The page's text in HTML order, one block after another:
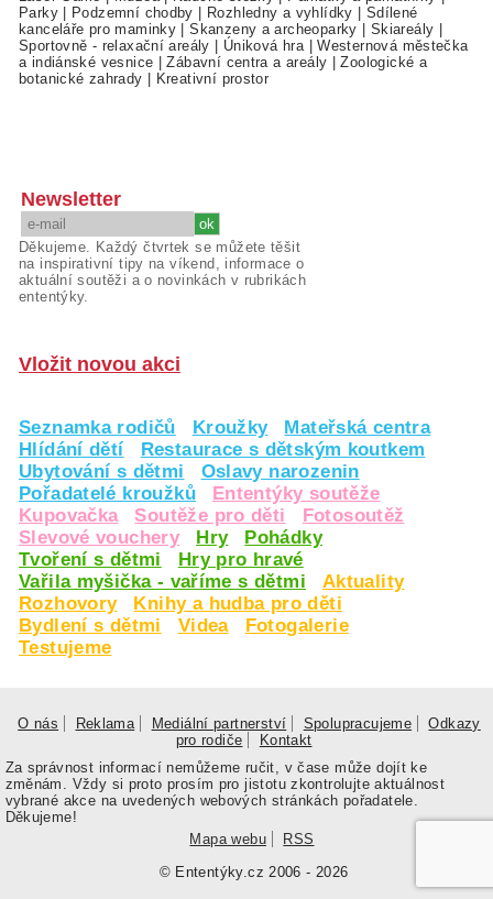
Parky| Podzemní chodby Rozhledny a vyhlídky
Sdílené
kanceláře pro maminky |Skanzeny a archeoparky Skiareály
Sportovně - relaxační areály
Úniková hra|Westernová městečka
a indiánské vesnice |Zábavní centra a areály |Zoologické a
botanické zahrady
Kreativní prostor
Newsletter
Děkujeme. Každý čtvrtek se můžete těšit
na inspirativní tipy na víkend, informace o
aktuální soutěži a o novinkách v rubrikách
ententýky.
Vložit novou akci
Seznamka rodičů Kroužky
Mateřská centra
Hlídání dětí
Restaurace s dětským koutkem
Ubytování s dětmi
Oslavy narozenin
Pořadatelé kroužků
Ententýky soutěže
Kupovačka
Soutěže pro děti
Fotosoutěž
Slevové vouchery
Hry
Pohádky
Tvoření s dětmi
Hry pro hravé
Vařila myšička - vaříme s dětmi
Aktuality
Rozhovory
Knihy a hudba pro děti
Bydlení s dětmi
Videa
Fotogalerie
Testujeme
O nás Reklama Mediální partnerství Spolupracujeme
Odkazy
pro rodiče
Kontakt
© Ententýky.cz 2006 - 2026
Za správnost informací nemůžeme ručit, v čase může dojít ke
změnám. Vždy si proto prosím pro jistotu zkontrolujte aktuálnost
vybrané akce na uvedených webových stránkách pořadatele.
Děkujeme!
Mapa webu
RSS